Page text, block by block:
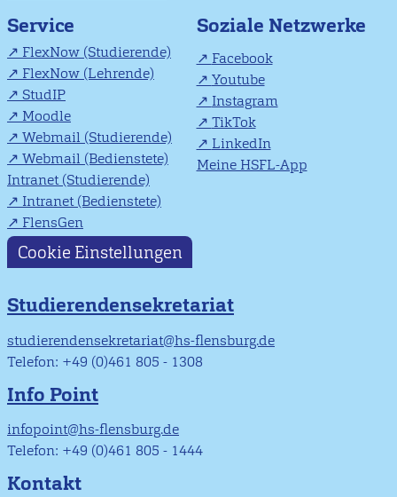
Service
FlexNow (Studierende)
FlexNow (Lehrende)
StudIP
Moodle
Webmail (Studierende)
Webmail (Bedienstete)
Intranet (Studierende)
Intranet (Bedienstete)
FlensGen
Soziale Netzwerke
Facebook
Youtube
Instagram
TikTok
LinkedIn
Meine HSFL-App
Cookie Einstellungen
Studierendensekretariat
studierendensekretariat@hs-flensburg.de
Telefon: +49 (0)461 805 - 1308
Info Point
infopoint@hs-flensburg.de
Telefon: +49 (0)461 805 - 1444
Kontakt